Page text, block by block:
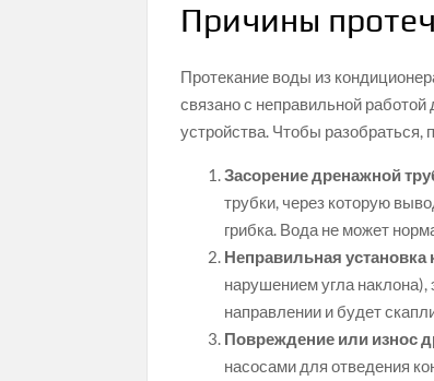
Причины
Протекание воды из
связано с неправильной
устройства. Чтобы разобраться,
Засорение дренажной
трубки, через которую
грибка. Вода не может
Неправильная установка
нарушением угла наклона),
направлении и будет
Повреждение или износ
насосами для отведения